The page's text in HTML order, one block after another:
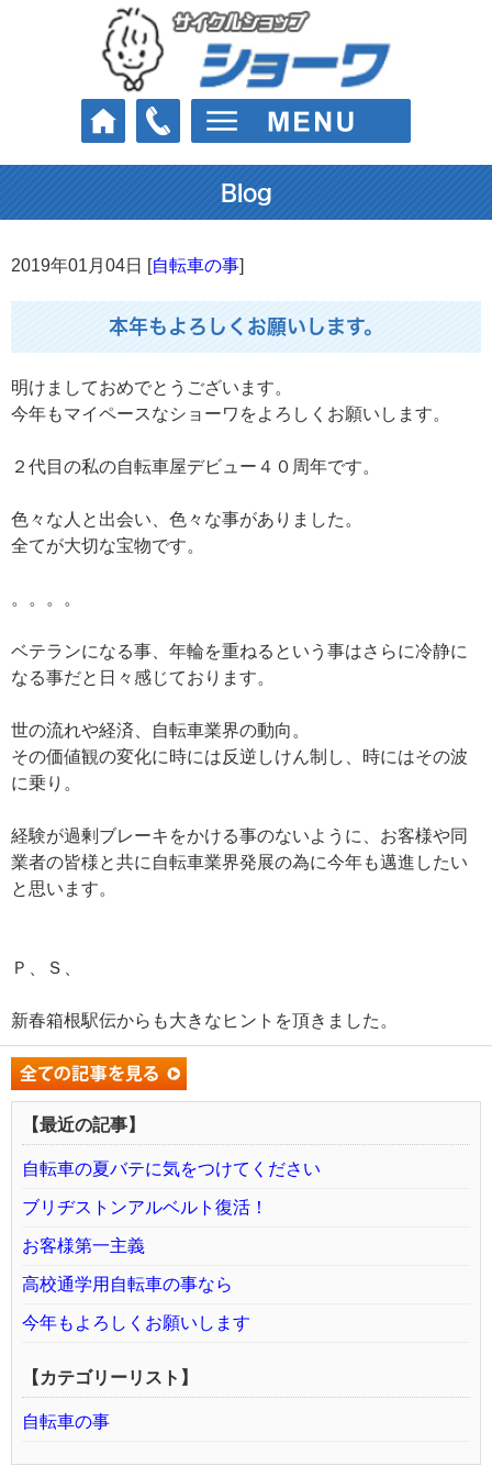
Blog
2019年01月04日 [自転車の事]
本年もよろしくお願いします。
明けましておめでとうございます。
今年もマイペースなショーワをよろしくお願いします。
２代目の私の自転車屋デビュー４０周年です。
色々な人と出会い、色々な事がありました。
全てが大切な宝物です。
。。。。
ベテランになる事、年輪を重ねるという事はさらに冷静に
なる事だと日々感じております。
世の流れや経済、自転車業界の動向。
その価値観の変化に時には反逆しけん制し、時にはその波
に乗り。
経験が過剰ブレーキをかける事のないように、お客様や同
業者の皆様と共に自転車業界発展の為に今年も邁進したい
と思います。
Ｐ、Ｓ、
新春箱根駅伝からも大きなヒントを頂きました。
【最近の記事】
自転車の夏バテに気をつけてください
ブリヂストンアルベルト復活！
お客様第一主義
高校通学用自転車の事なら
今年もよろしくお願いします
【カテゴリーリスト】
自転車の事